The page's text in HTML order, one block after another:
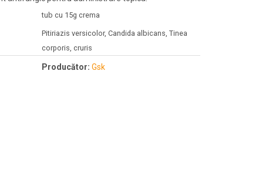
tub cu 15g crema
Pitiriazis versicolor, Candida albicans, Tinea
corporis, cruris
Producător: Gsk